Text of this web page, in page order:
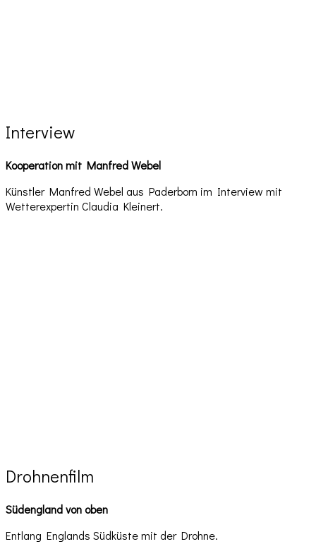
Interview
Kooperation mit Manfred Webel
Künstler Manfred Webel aus Paderborn im Interview mit
Wetterexpertin Claudia Kleinert.
Drohnenfilm
Südengland von oben
Entlang Englands Südküste mit der Drohne.